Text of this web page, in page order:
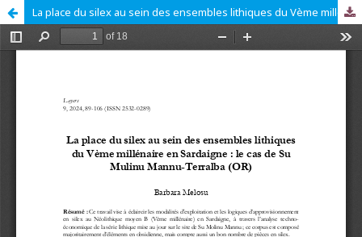
La place du silex au sein des ensembles lithiques du Vème millénaire en Sardaigne : le cas de Su Mulinu Mannu-Terralba (OR)